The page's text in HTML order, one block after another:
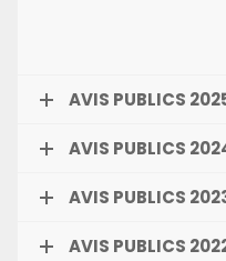
AVIS PUBLICS
AVIS PUBLICS
AVIS PUBLICS
AVIS PUBLICS